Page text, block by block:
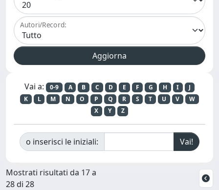
Autori/Record:
Vai a: 0-9 A B C D E F G H I
J
K
L M N O P Q R S T U V
W
X
Y Z
o inserisci le iniziali:
Mostrati risultati da 17 a
28 di 28